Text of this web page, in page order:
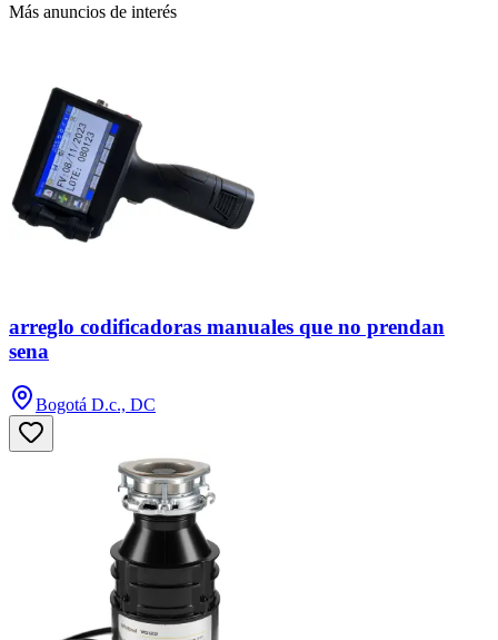
Más anuncios de interés
arreglo codificadoras manuales que no prendan
sena
Bogotá D.c., DC